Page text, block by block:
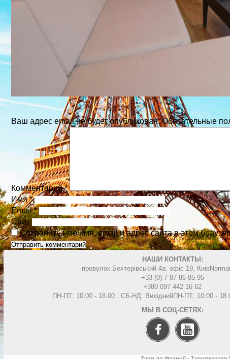
Ваш адрес email не будет опубликован. Обязательные
Комментарий*
Имя*
Email*
Сайт
Сохранить моё имя, email и адрес сайта в этом
НАШИ КОНТАКТЫ:
провулок Бехтерівський 4а. офіс 19, Киів
+33 (0) 7 87 86 85 95
+380 097 442 16 62
ПН-ПТ: 10:00 - 18.00 . СБ-НД: ВихіднийПН-ПТ: 10:00 -
МЫ В СОЦ-СЕТЯХ: